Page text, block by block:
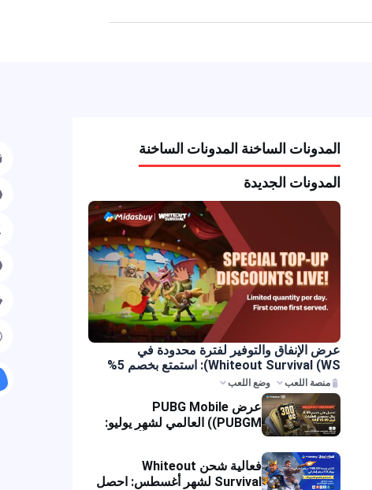
المدونات الساخنة المدونات الساخنة
المدونات الجديدة
عرض الإنفاق والتوفير لفترة محدودة في
Whiteout Survival (WS): استمتع بخصم 5%
على عملية الشحن
منصة اللعب وضع اللعب
عرض PUBG Mobile
(PUBGM) العالمي لشهر يوليو:
فعالية شحن Whiteout
Survival لشهر أغسطس: احصل